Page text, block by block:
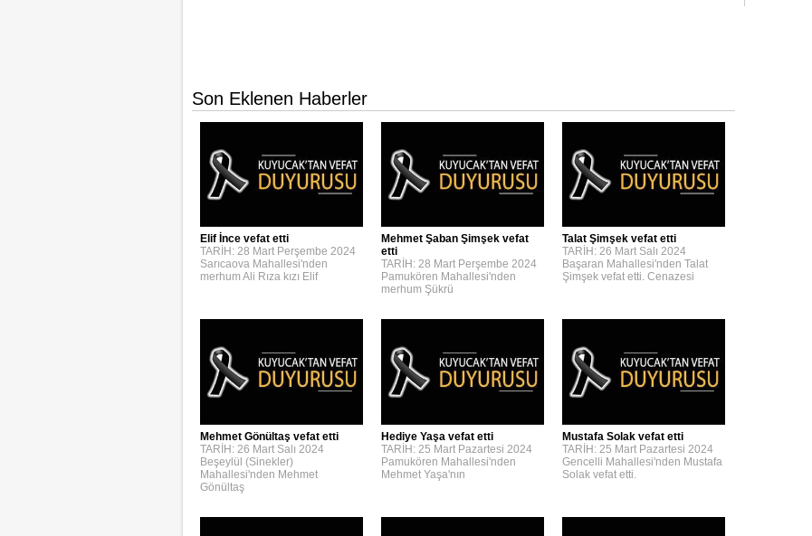
Son Eklenen Haberler
Elif İnce vefat etti
TARİH: 28 Mart Perşembe 2024
Sarıcaova Mahallesi'nden
merhum Ali Rıza kızı Elif
Mehmet Şaban Şimşek vefat
etti
TARİH: 28 Mart Perşembe 2024
Pamukören Mahallesi'nden
merhum Şükrü
Talat Şimşek vefat etti
TARİH: 26 Mart Salı 2024
Başaran Mahallesi'nden Talat
Şimşek vefat etti. Cenazesi
Mehmet Gönültaş vefat etti
TARİH: 26 Mart Salı 2024
Beşeylül (Sinekler)
Mahallesi'nden Mehmet
Gönültaş
Hediye Yaşa vefat etti
TARİH: 25 Mart Pazartesi 2024
Pamukören Mahallesi'nden
Mehmet Yaşa'nın
Mustafa Solak vefat etti
TARİH: 25 Mart Pazartesi 2024
Gencelli Mahallesi'nden Mustafa
Solak vefat etti.